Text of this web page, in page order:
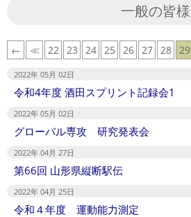
一般の皆様
← ≪ 22 23 24 25 26 27 28 29
2022年 05月 02日
令和4年度 酒田スプリント記録会1
2022年 05月 02日
グローバル専攻 研究発表会
2022年 04月 27日
第66回 山形県縦断駅伝
2022年 04月 25日
令和４年度 運動能力測定